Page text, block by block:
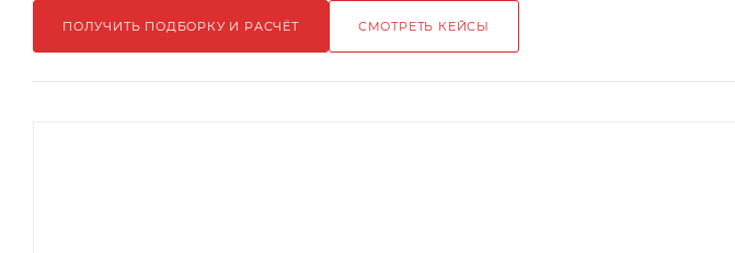
ПОЛУЧИТЬ ПОДБОРКУ И РАСЧЁТ СМОТРЕТЬ КЕЙСЫ